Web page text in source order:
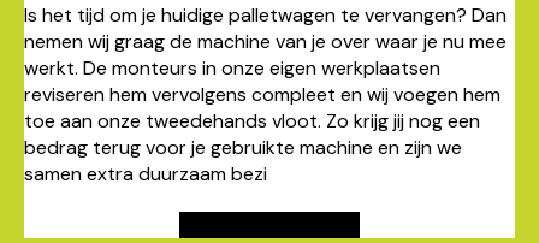
Is het tijd om je huidige palletwagen te vervangen? Dan
nemen wij graag de machine van je over waar je nu mee
werkt. De monteurs in onze eigen werkplaatsen
reviseren hem vervolgens compleet en wij voegen hem
toe aan onze tweedehands vloot. Zo krijg jij nog een
bedrag terug voor je gebruikte machine en zijn we
samen extra duurzaam bezi